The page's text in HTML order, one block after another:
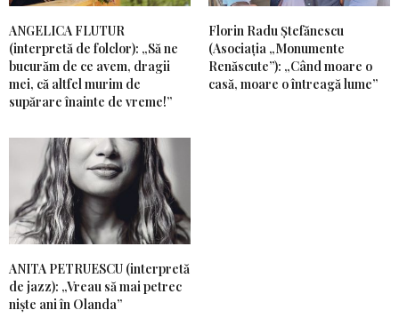
ANGELICA FLUTUR
(interpretă de folclor): „Să ne
bucurăm de ce avem, dragii
mei, că altfel murim de
supărare înainte de vreme!”
Florin Radu Ștefănescu
(Asociația „Monumente
Renăscute”): „Când moare o
casă, moare o întreagă lume”
ANITA PETRUESCU (interpretă
de jazz): „Vreau să mai petrec
niște ani în Olanda”